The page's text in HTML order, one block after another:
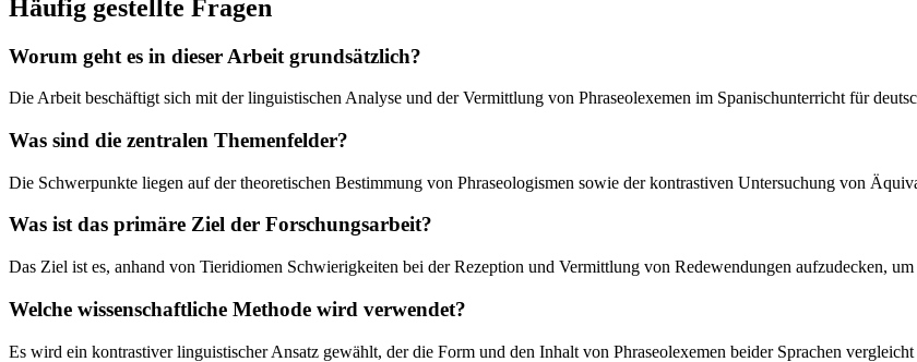
Häufig gestellte Fragen
Worum geht es in dieser Arbeit grundsätzlich?
Die Arbeit beschäftigt sich mit der linguistischen Analyse und der Vermittlung von Phraseolexemen im Spanischunterricht für
Was sind die zentralen Themenfelder?
Die Schwerpunkte liegen auf der theoretischen Bestimmung von Phraseologismen sowie der kontrastiven Untersuchung von
Was ist das primäre Ziel der Forschungsarbeit?
Das Ziel ist es, anhand von Tieridiomen Schwierigkeiten bei der Rezeption und Vermittlung von Redewendungen aufzudecken,
Welche wissenschaftliche Methode wird verwendet?
Es wird ein kontrastiver linguistischer Ansatz gewählt, der die Form und den Inhalt von Phraseolexemen beider Sprachen